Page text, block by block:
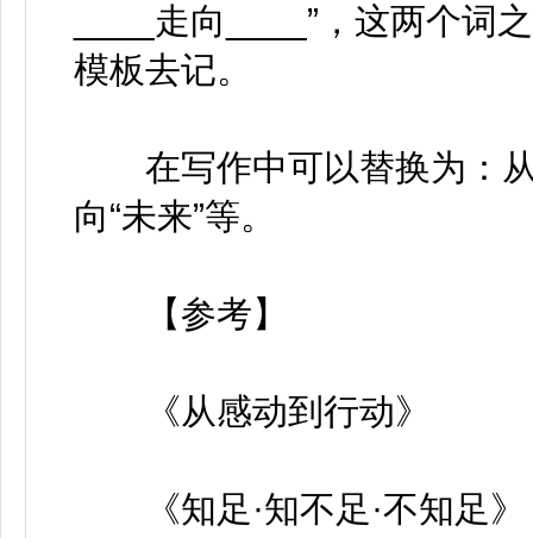
____走向____”，这两个词
模板去记。
在写作中可以替换为：从“
向“未来”等。
【参考】
《从感动到行动》
《知足·知不足·不知足》